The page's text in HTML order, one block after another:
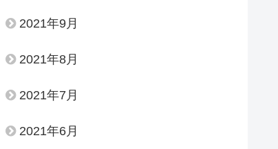
2021年9月
2021年8月
2021年7月
2021年6月